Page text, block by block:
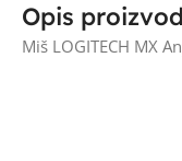
Opis
Miš LOGITECH MX